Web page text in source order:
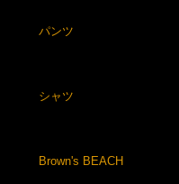
パンツ
シャツ
Brown's BEACH